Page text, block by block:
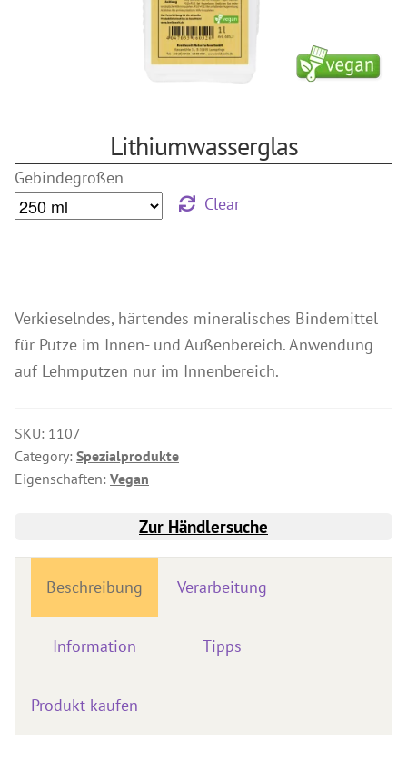
Putze & Spachteltechniken
Grundierung
Kalkputze
Holzbehandlungen
Holzbehandlung Außenbereich
Produkte für Drechsler
Lösungsmittel
Reinigung & Pflege
Schimmelbehandlung
Spezialprodukte
Dekorative Zuschlagstoffe
Lithiumwasserglas
Gebindegrößen
Clear
Verkieselndes, härtendes mineralisches Bindemittel
für Putze im Innen- und Außenbereich. Anwendung
auf Lehmputzen nur im Innenbereich.
SKU: 1107
Category: Spezialprodukte
Eigenschaften: Vegan
Zur Händlersuche
Beschreibung Verarbeitung
Information Tipps
Produkt kaufen